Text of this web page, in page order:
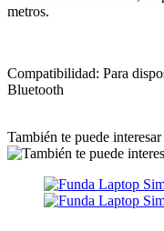
metros.
Compatibilidad: Para
Bluetooth
También te puede interesar